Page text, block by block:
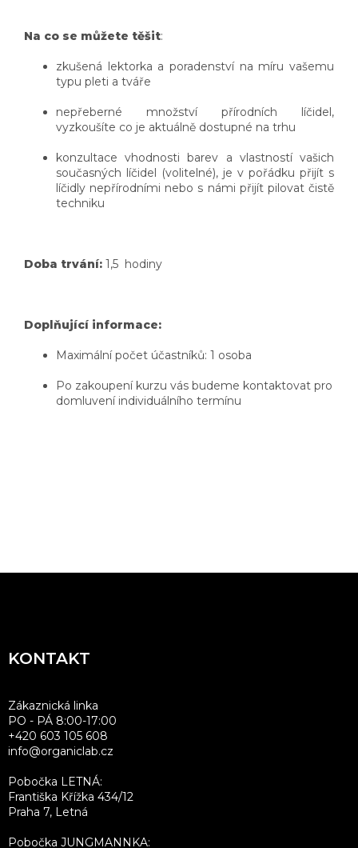
Na co se můžete těšit:
zkušená lektorka a poradenství na míru vašemu
typu pleti a tváře
nepřeberné množství přírodních líčidel,
vyzkoušíte co je aktuálně dostupné na trhu
konzultace vhodnosti barev a vlastností vašich
současných líčidel (volitelné), je v pořádku přijít s
líčidly nepřírodními nebo s námi přijít pilovat čistě
techniku
Doba trvání: 1,5 hodiny
Doplňující informace:
Maximální počet účastníků: 1 osoba
Po zakoupení kurzu vás budeme kontaktovat pro
domluvení individuálního termínu
KONTAKT
Zákaznická linka
PO - PÁ 8:00-17:00
+420 603 105 608
info@organiclab.cz
Pobočka LETNÁ:
Františka Křížka 434/12
Praha 7, Letná
Pobočka JUNGMANNKA: